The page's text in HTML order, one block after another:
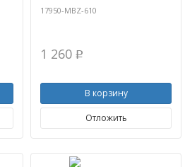
17950-MBZ-610
1 260 p
В корзину
Отложить